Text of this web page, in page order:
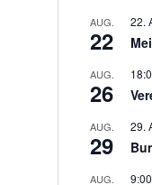
AUG.
22
22.
AUG.
26
AUG.
29
29.
AUG. 9:00